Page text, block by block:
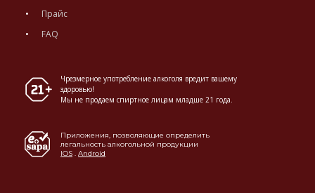
Прайс
FAQ
Чрезмерное употребление алкоголя вредит вашему
здоровью!
Мы не продаем спиртное лицам младше 21 года.
Приложения, позволяющие определить
легальность алкогольной продукции
IOS . Android